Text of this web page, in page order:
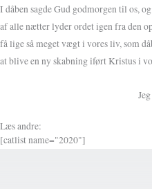
I dåben sagde Gud godmorgen til os,
af alle nætter lyder ordet igen fra den
få lige så meget vægt i vores liv, som
at blive en ny skabning iført Kristus i
Læs andre:
[catlist name="2020"]